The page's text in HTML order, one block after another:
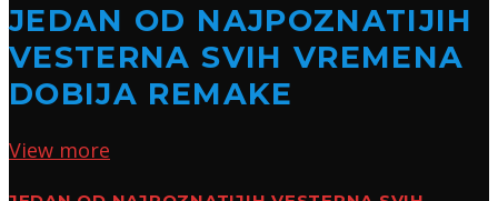
JEDAN OD NAJPOZNATIJIH
VESTERNA SVIH VREMENA
DOBIJA REMAKE
View more